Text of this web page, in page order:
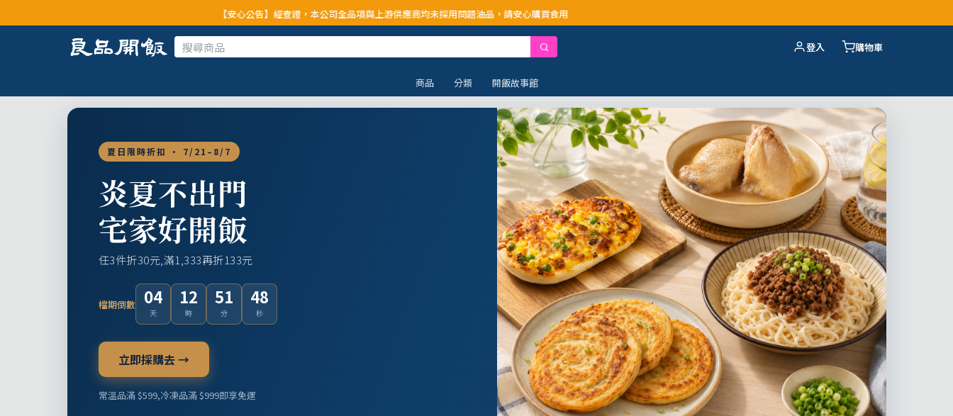
【安心公告】經查證，本公司全品項與上游供應商均未採用問題油品，請安心購買食用
登入 購物車
商品 分類 開飯故事館
夏日限時折扣 · 7/21–8/7
炎夏不出門
宅家好開飯
任3件折30元,滿1,333再折133元
檔期倒數 04
天
12
時
51
分
46
秒
立即採購去 →
常溫品滿 $599,冷凍品滿 $999即享免運